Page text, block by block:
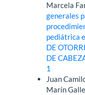
Marcela
generales
pediátrica
DE
DE
1
Juan
Marín